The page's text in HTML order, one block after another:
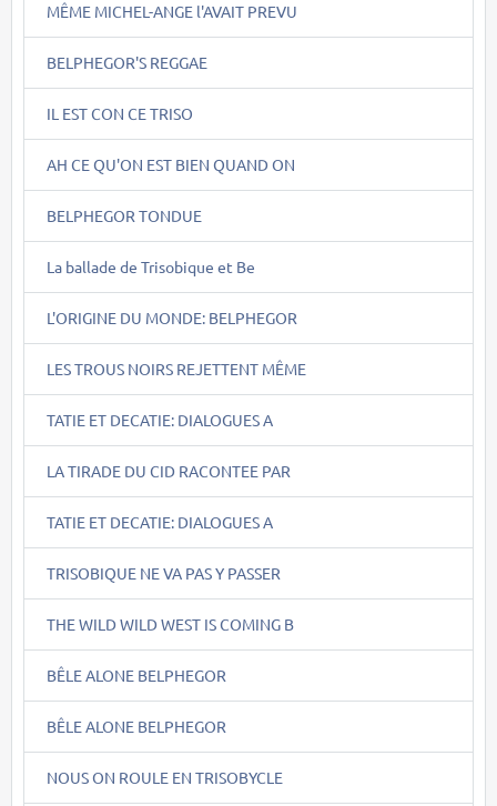
MÊME MICHEL-ANGE l'AVAIT PREVU
BELPHEGOR'S REGGAE
IL EST CON CE TRISO
AH CE QU'ON EST BIEN QUAND ON
BELPHEGOR TONDUE
La ballade de Trisobique et Be
L'ORIGINE DU MONDE: BELPHEGOR
LES TROUS NOIRS REJETTENT MÊME
TATIE ET DECATIE: DIALOGUES A
LA TIRADE DU CID RACONTEE PAR
TATIE ET DECATIE: DIALOGUES A
TRISOBIQUE NE VA PAS Y PASSER
THE WILD WILD WEST IS COMING B
BÊLE ALONE BELPHEGOR
BÊLE ALONE BELPHEGOR
NOUS ON ROULE EN TRISOBYCLE